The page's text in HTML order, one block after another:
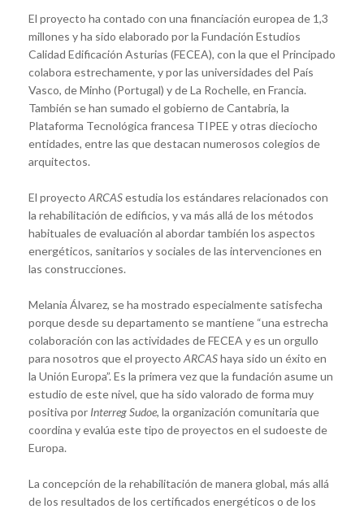
El proyecto ha contado con una financiación europea de 1,3
millones y ha sido elaborado por la Fundación Estudios
Calidad Edificación Asturias (FECEA), con la que el Principado
colabora estrechamente, y por las universidades del País
Vasco, de Minho (Portugal) y de La Rochelle, en Francia.
También se han sumado el gobierno de Cantabria, la
Plataforma Tecnológica francesa TIPEE y otras dieciocho
entidades, entre las que destacan numerosos colegios de
arquitectos.
El proyecto ARCASestudia los estándares relacionados con
la rehabilitación de edificios, y va más allá de los métodos
habituales de evaluación al abordar también los aspectos
energéticos, sanitarios y sociales de las intervenciones en
las construcciones.
Melania Álvarez, se ha mostrado especialmente satisfecha
porque desde su departamento se mantiene “una estrecha
colaboración con las actividades de FECEA y es un orgullo
para nosotros que el proyecto ARCAShaya sido un éxito en
la Unión Europa”. Es la primera vez que la fundación asume un
estudio de este nivel, que ha sido valorado de forma muy
positiva por Interreg Sudoe, la organización comunitaria que
coordina y evalúa este tipo de proyectos en el sudoeste de
Europa.
La concepción de la rehabilitación de manera global, más allá
de los resultados de los certificados energéticos o de los